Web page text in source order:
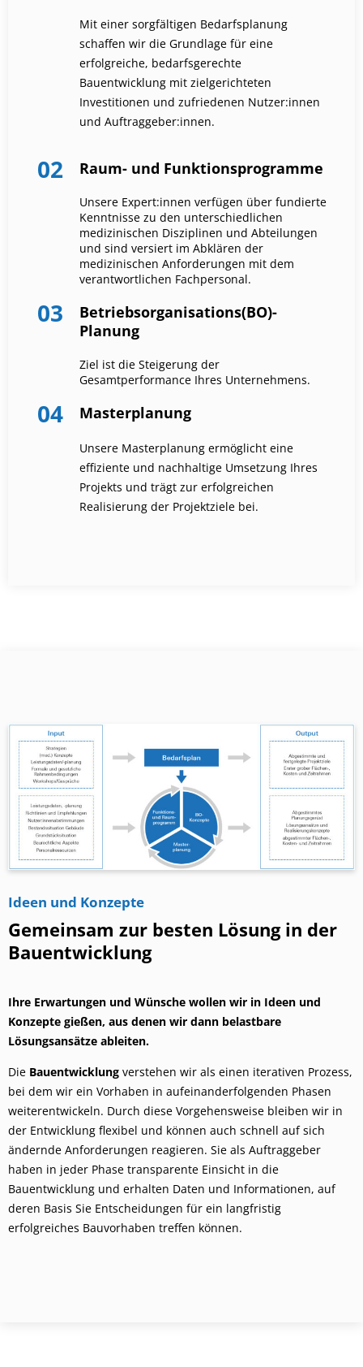
Mit einer sorgfältigen Bedarfsplanung
schaffen wir die Grundlage für eine
erfolgreiche, bedarfsgerechte
Bauentwicklung mit zielgerichteten
Investitionen und zufriedenen Nutzer:innen
und Auftraggeber:innen.
02 Raum- und Funktionsprogramme
Unsere Expert:innen verfügen über fundierte
Kenntnisse zu den unterschiedlichen
medizinischen Disziplinen und Abteilungen
und sind versiert im Abklären der
medizinischen Anforderungen mit dem
verantwortlichen Fachpersonal.
03
Betriebsorganisations(BO)-
Planung
Ziel ist die Steigerung der
Gesamtperformance Ihres Unternehmens.
04 Masterplanung
Unsere Masterplanung ermöglicht eine
effiziente und nachhaltige Umsetzung Ihres
Projekts und trägt zur erfolgreichen
Realisierung der Projektziele bei.
Ideen und Konzepte
Gemeinsam zur besten Lösung in der
Bauentwicklung
Ihre Erwartungen und Wünsche wollen wir in Ideen und
Konzepte gießen, aus denen wir dann belastbare
Lösungsansätze ableiten.
Die Bauentwicklung verstehen wir als einen iterativen Prozess,
bei dem wir ein Vorhaben in aufeinanderfolgenden Phasen
weiterentwickeln. Durch diese Vorgehensweise bleiben wir in
der Entwicklung flexibel und können auch schnell auf sich
ändernde Anforderungen reagieren. Sie als Auftraggeber
haben in jeder Phase transparente Einsicht in die
Bauentwicklung und erhalten Daten und Informationen, auf
deren Basis Sie Entscheidungen für ein langfristig
erfolgreiches Bauvorhaben treffen können.